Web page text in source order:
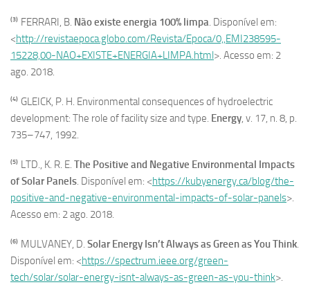
(3) FERRARI, B. Não existe energia 100% limpa. Disponível em:
<http://revistaepoca.globo.com/Revista/Epoca/0,,EMI238595-
15228,00-NAO+EXISTE+ENERGIA+LIMPA.html>. Acesso em: 2
ago. 2018.
(4) GLEICK, P. H. Environmental consequences of hydroelectric
development: The role of facility size and type. Energy, v. 17, n. 8, p.
735–747, 1992.
(5) LTD., K. R. E. The Positive and Negative Environmental Impacts
of Solar Panels. Disponível em: <https://kubyenergy.ca/blog/the-
positive-and-negative-environmental-impacts-of-solar-panels>.
Acesso em: 2 ago. 2018.
(6) MULVANEY, D. Solar Energy Isn’t Always as Green as You Think.
Disponível em: <https://spectrum.ieee.org/green-
tech/solar/solar-energy-isnt-always-as-green-as-you-think>.